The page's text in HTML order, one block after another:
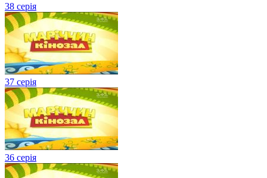
38 серія
37 серія
36 серія